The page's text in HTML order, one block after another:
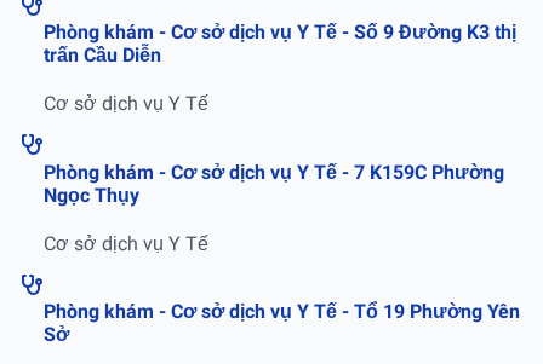
Phòng khám - Cơ sở dịch vụ Y Tế - Số 9 Ðường K3 thị
trấn Cầu Diễn
Cơ sở dịch vụ Y Tế
Phòng khám - Cơ sở dịch vụ Y Tế - 7 K159C Phường
Ngọc Thụy
Cơ sở dịch vụ Y Tế
Phòng khám - Cơ sở dịch vụ Y Tế - Tổ 19 Phường Yên
Sở